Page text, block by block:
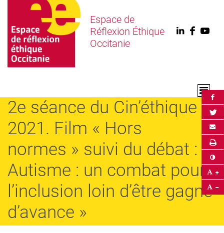
Espace de
Réflexion Éthique
Occitanie
Linkedin
2e séance du Cin’éthique
2021. Film « Hors
normes » suivi du débat : »
Autisme : un combat pour
l’inclusion loin d’être gagné
d’avance »